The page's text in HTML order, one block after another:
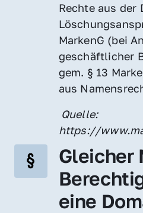
Rechte aus der
MarkenG (bei
geschäftlicher
gem. § 13
aus
https://
Gleicher
eine